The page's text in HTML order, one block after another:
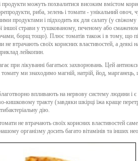
продукти можуть похвалитися високим вмістом
риба, зелень і томати - унікальний овоч,
продуктами і підходить як для салату (у свіжому
іншої страви у тушкованому, печеному або
борщ тощо). Плюс томатів також і в тому, що
не втрачають своїх корисних властивостей, а деякі
лейкопин.
при лікуванні багатьох захворювань. Цей
ми знаходимо магній, натрій, йод, марганець,
впливають на нервову систему людини і
кишковому тракту (завдяки шкірці їжа краще
дію.
не втрачають своїх корисних властивостей
організму досить багато вітамінів та інших